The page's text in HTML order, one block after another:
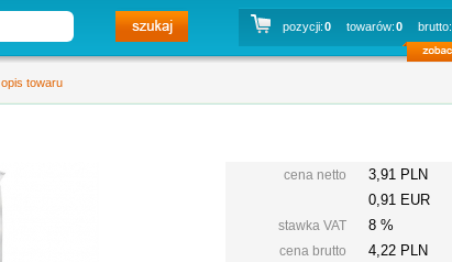
pozycji:0 towarów:0 brutto:
opis towaru
cena netto
3,91 PLN
0,91 EUR
stawka VAT 8 %
cena brutto 4,22 PLN